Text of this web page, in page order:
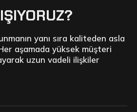
yanı sıra kaliteden asla
aşamada yüksek müşteri
uzun vadeli ilişkiler